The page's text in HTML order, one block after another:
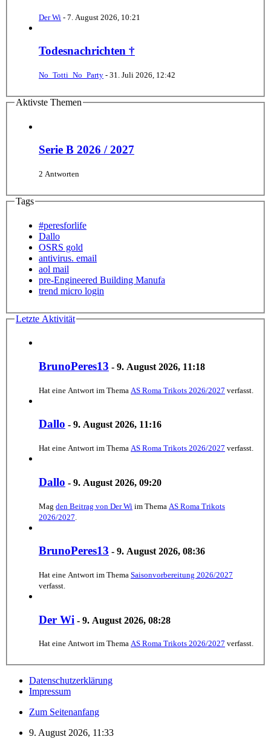
Der Wi - 7. August 2026, 10:21
Todesnachrichten †
No_Totti_No_Party - 31. Juli 2026, 12:42
Aktivste Themen
Serie B 2026 / 2027
2 Antworten
Tags
#peresforlife
Dallo
OSRS gold
antivirus. email
aol mail
pre-Engineered Building Manufa
trend micro login
Letzte Aktivität
BrunoPeres13 - 9. August 2026, 11:18
Hat eine Antwort im Thema AS Roma Trikots 2026/2027 verfasst.
Dallo - 9. August 2026, 11:16
Hat eine Antwort im Thema AS Roma Trikots 2026/2027 verfasst.
Dallo - 9. August 2026, 09:20
Mag den Beitrag von Der Wi im Thema AS Roma Trikots
2026/2027
BrunoPeres13 - 9. August 2026, 08:36
Hat eine Antwort im Thema Saisonvorbereitung 2026/2027
verfasst.
Der Wi - 9. August 2026, 08:28
Hat eine Antwort im Thema AS Roma Trikots 2026/2027 verfasst.
Datenschutzerklärung
Impressum
Zum Seitenanfang
9. August 2026, 11:33